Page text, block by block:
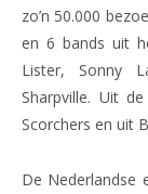
zo’n 50.000
en 6 bands uit
Lister, Sonny
Sharpville. Uit
Scorchers en uit
De Nederlandse